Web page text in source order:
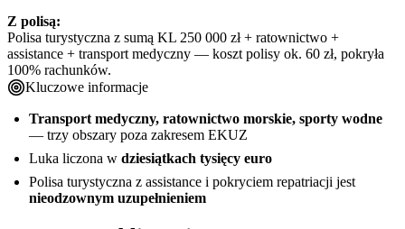
Z polisą:
Polisa turystyczna z sumą KL 250 000 zł + ratownictwo +
assistance + transport medyczny — koszt polisy ok. 60 zł, pokryła
100% rachunków.
Kluczowe informacje
Transport medyczny, ratownictwo morskie, sporty wodne
— trzy obszary poza zakresem EKUZ
Luka liczona w dziesiątkach tysięcy euro
Polisa turystyczna z assistance i pokryciem repatriacji jest
nieodzownym uzupełnieniem